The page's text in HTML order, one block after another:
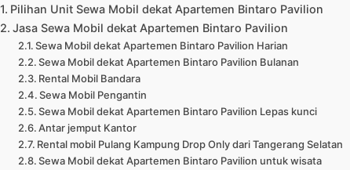
Pilihan Unit Sewa Mobil dekat Apartemen Bintaro Pavilion
Jasa Sewa Mobil dekat Apartemen Bintaro Pavilion
Sewa Mobil dekat Apartemen Bintaro Pavilion Harian
Sewa Mobil dekat Apartemen Bintaro Pavilion Bulanan
Rental Mobil Bandara
Sewa Mobil Pengantin
Sewa Mobil dekat Apartemen Bintaro Pavilion Lepas kunci
Antar jemput Kantor
Rental mobil Pulang Kampung Drop Only dari Tangerang Selatan
Sewa Mobil dekat Apartemen Bintaro Pavilion untuk wisata